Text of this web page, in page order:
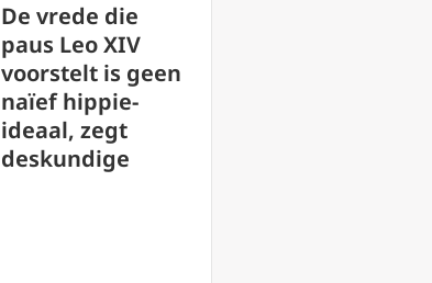
Vaticaan roept
op tot evaluatie
van de
uitvoering van
synodaliteit
voorafgaand aan